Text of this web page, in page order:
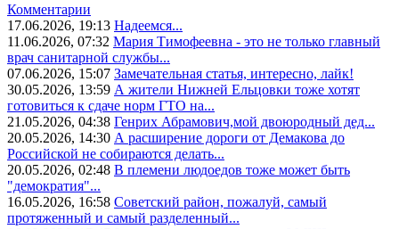
Комментарии
17.06.2026, 19:13 Надеемся...
11.06.2026, 07:32 Мария Тимофеевна - это не только главный
врач санитарной службы...
07.06.2026, 15:07 Замечательная статья, интересно, лайк!
30.05.2026, 13:59 А жители Нижней Ельцовки тоже хотят
готовиться к сдаче норм ГТО на...
21.05.2026, 04:38 Генрих Абрамович,мой двоюродный дед...
20.05.2026, 14:30 А расширение дороги от Демакова до
Российской не собираются делать...
20.05.2026, 02:48 В племени людоедов тоже может быть
"демократия"...
16.05.2026, 16:58 Советский район, пожалуй, самый
протяженный и самый разделенный...